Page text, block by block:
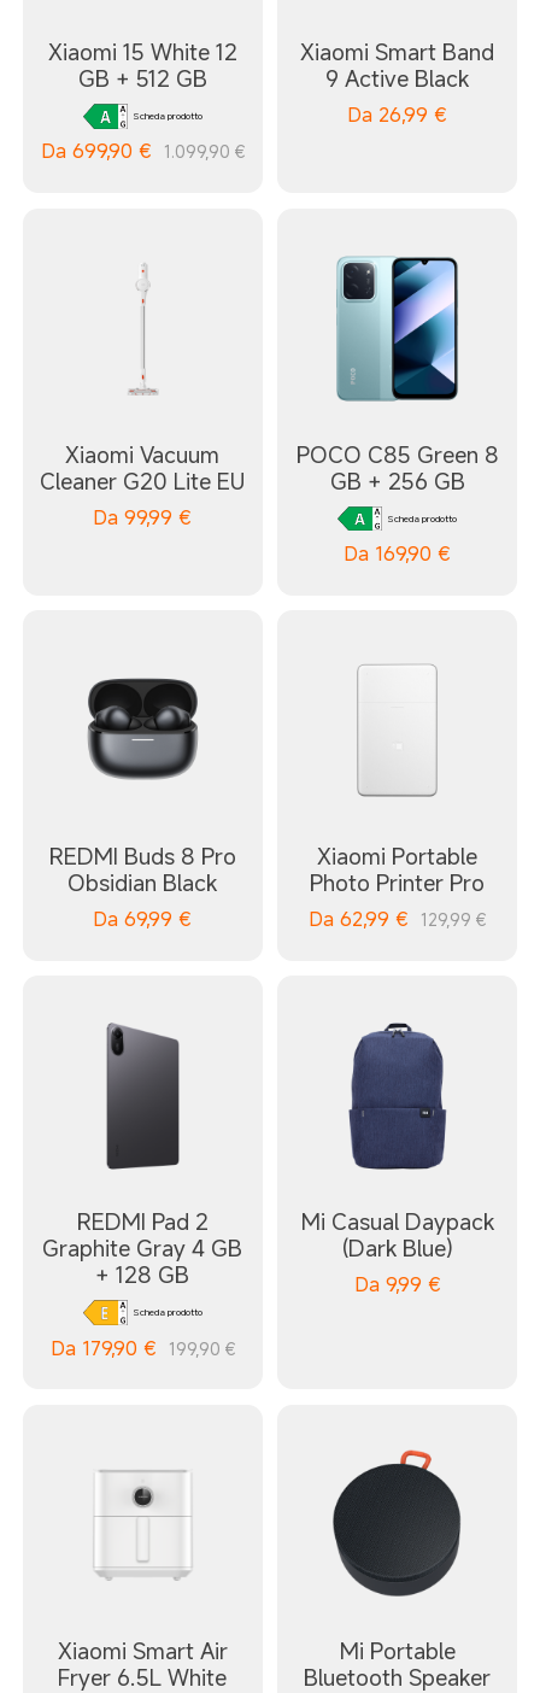
Xiaomi 15 White 12
GB + 512 GB
Scheda prodotto
Da 699,90 € 1.099,90 €
Xiaomi Smart Band
9 Active Black
Da 26,99 €
Xiaomi Vacuum
Cleaner G20 Lite EU
Da 99,99 €
POCO C85 Green 8
GB + 256 GB
Scheda prodotto
Da 169,90 €
REDMI Buds 8 Pro
Obsidian Black
Da 69,99 €
Xiaomi Portable
Photo Printer Pro
Da 62,99 € 129,99 €
REDMI Pad 2
Graphite Gray 4 GB
+ 128 GB
Scheda prodotto
Da 179,90 € 199,90 €
Mi Casual Daypack
(Dark Blue)
Da 9,99 €
Xiaomi Smart Air
Fryer 6.5L White
Mi Portable
Bluetooth Speaker